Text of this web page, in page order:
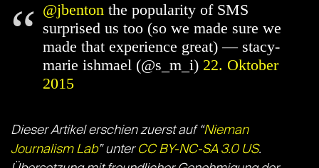
@jbenton the popularity of SMS
surprised us too (so we made sure we
made that experience great) — stacy-
marie ishmael (@s_m_i) 22. Oktober
2015
Dieser Artikel erschien zuerst auf “Nieman
Journalism Lab” unter CC BY-NC-SA 3.0 US.